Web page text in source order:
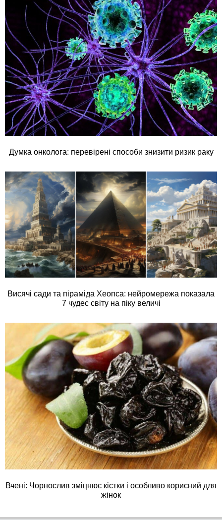
Думка онколога: перевірені способи знизити ризик раку
Висячі сади та піраміда Хеопса: нейромережа показала
7 чудес світу на піку величі
Вчені: Чорнослив зміцнює кістки і особливо корисний для
жінок